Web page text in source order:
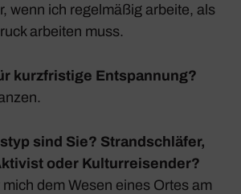
wenn ich regel­mäßig arbeite, als
arbeiten muss.
kurzfristige Entspannung?
sind Sie? Strandschläfer,
oder Kulturreisender?
dem Wesen eines Ortes am